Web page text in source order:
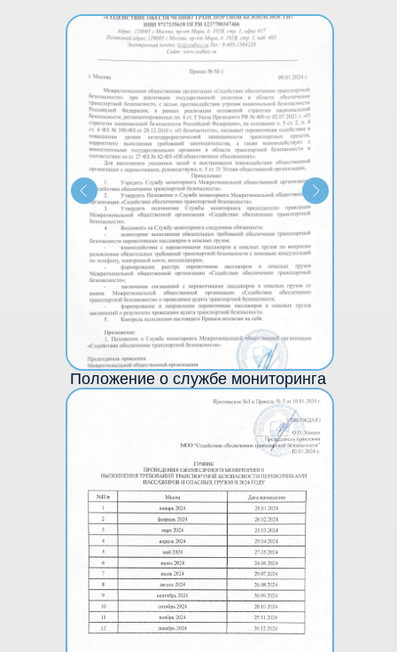
Положение о службе мониторинга